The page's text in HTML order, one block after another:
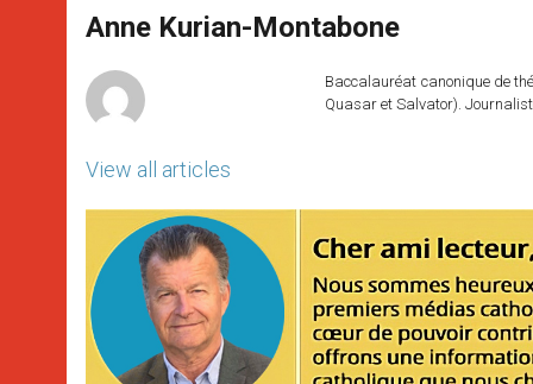
p
p
g
e
o
k
r
Anne Kurian-Montabone
View all articles
Baccalauréat canonique de
Quasar et Salvator).